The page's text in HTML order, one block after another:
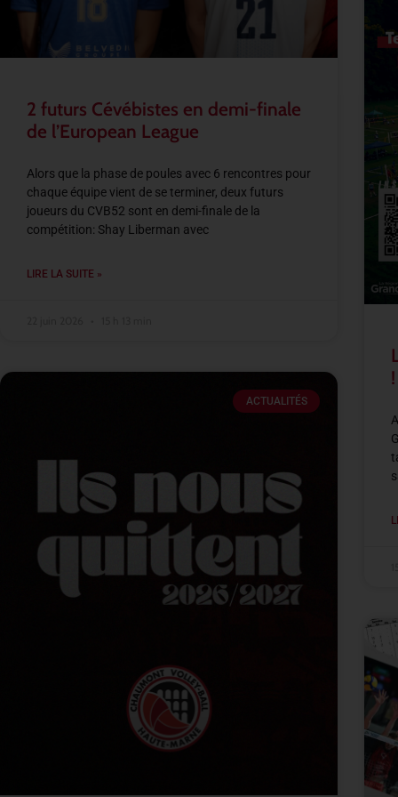
2 futurs Cévébistes en demi-finale
de l’European League
Alors que la phase de poules avec 6 rencontres pour
chaque équipe vient de se terminer, deux futurs
joueurs du CVB52 sont en demi-finale de la
compétition: Shay Liberman avec
LIRE LA SUITE »
!
ACTUALITÉS